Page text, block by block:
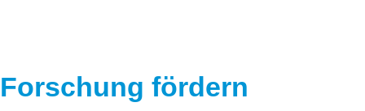
Forschung fördern